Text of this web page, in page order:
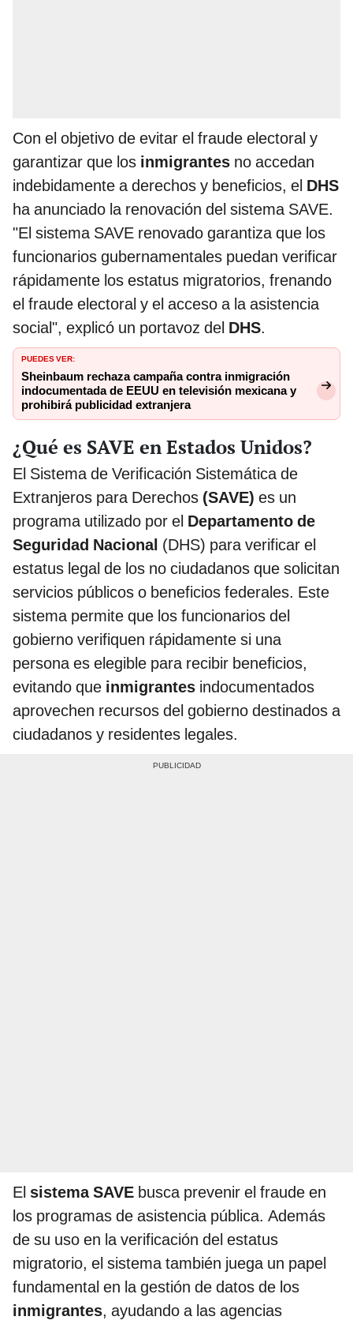
Con el objetivo de evitar el fraude electoral y
garantizar que los inmigrantes no accedan
indebidamente a derechos y beneficios, el DHS
ha anunciado la renovación del sistema SAVE.
"El sistema SAVE renovado garantiza que los
funcionarios gubernamentales puedan verificar
rápidamente los estatus migratorios, frenando
el fraude electoral y el acceso a la asistencia
social", explicó un portavoz del DHS.
PUEDES VER:
Sheinbaum rechaza campaña contra inmigración
indocumentada de EEUU en televisión mexicana y
prohibirá publicidad extranjera
¿Qué es SAVE en Estados Unidos?
El Sistema de Verificación Sistemática de
Extranjeros para Derechos (SAVE) es un
programa utilizado por el Departamento de
Seguridad Nacional (DHS) para verificar el
estatus legal de los no ciudadanos que solicitan
servicios públicos o beneficios federales. Este
sistema permite que los funcionarios del
gobierno verifiquen rápidamente si una
persona es elegible para recibir beneficios,
evitando que inmigrantes indocumentados
aprovechen recursos del gobierno destinados a
ciudadanos y residentes legales.
El sistema SAVE busca prevenir el fraude en
los programas de asistencia pública. Además
de su uso en la verificación del estatus
migratorio, el sistema también juega un papel
fundamental en la gestión de datos de los
inmigrantes, ayudando a las agencias